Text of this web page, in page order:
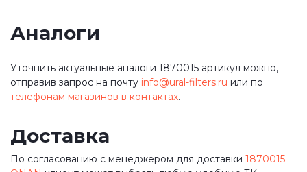
Аналоги
Уточнить актуальные аналоги 1870015 артикул можно,
отправив запрос на почту info@ural-filters.ru или по
телефонам магазинов в контактах.
Доставка
По согласованию с менеджером для доставки 1870015